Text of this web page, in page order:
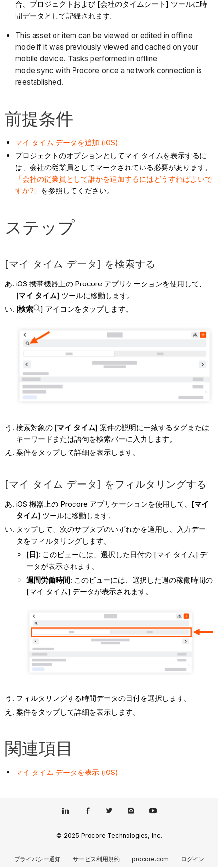
合、プロジェクトおよび [会社のタイムシート] ツールに時
間データとして記録されます。
This asset or item can be viewed or edited in offline
mode if it was previously viewed and cached on your
mobile device. Tasks performed in offline
mode sync with Procore once a network connection is
reestablished.
前提条件
マイ タイム データを追加 (iOS)
プロジェクトのオプションとしてマイ タイムを表示するに
は、会社の従業員としてマークされている必要があります。
「会社の従業員として誰かを追加するにはどうすればよいで
すか?」 を参照してください。
ステップ
[マイ タイム データ] を検索する
iOS 携帯機器上の Procore アプリケーションを使用して、
[マイ タイム] ツールに移動します。
[検索
] アイコンをタップします。
検索対象の [マイ タイム] 案件の説明に一致するタグまたは
キーワードまたは語句を検索バーに入力します。
案件をタップして詳細を表示します。
[マイ タイム データ] をフィルタリングする
iOS 機器上の Procore アプリケーションを使用して、 [マイ
タイム] ツールに移動します。
タップして、次のサブタブのいずれかを適用し、入力デー
タをフィルタリングします。
[日]: このビューには、選択した日付の [マイ タイム] デ
ータが表示されます。
週間労働時間: このビューには、選択した週の稼働時間の
[マイ タイム] データが表示されます。
フィルタリングする時間データの日付を選択します。
案件をタップして詳細を表示します。
関連項目
マイ タイム データを表示 (iOS)
© 2025 Procore Technologies, Inc.
プライバシー通知 サービス利用規約 procore.com ログイン